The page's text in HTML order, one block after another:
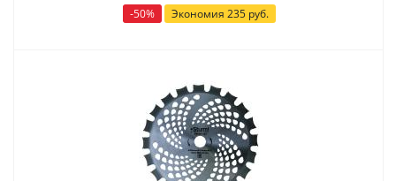
-50% Экономия 235руб.